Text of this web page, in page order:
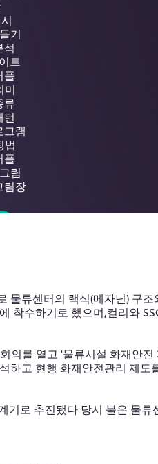
기
석
트
플
류
턴
그램
법
플
림
림장
물류센터의 랙식(메자닌) 구조
착수하기로 했으며,컬리와
의를 열고 '물류시설 화재안전
하고 현행 화재안전관리 제도
기로 추진됐다.당시 불은 물류